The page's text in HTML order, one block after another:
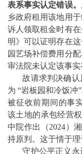
表系事实认定错误。
乡政府租用该地用
诉人领取租金时有
明》可以证明存在
园艺场补偿费用分
审法院未认定该事实
故请求判决确认
为 “岩板园和冷饭冲
被征收前期间的事
该土地的承包经营
中院作出（2024）
持原判。这于情于理
守护公平正义永